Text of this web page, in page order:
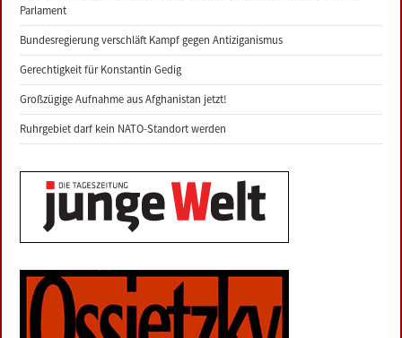
Parlament
Bundesregierung verschläft Kampf gegen Antiziganismus
Gerechtigkeit für Konstantin Gedig
Großzügige Aufnahme aus Afghanistan jetzt!
Ruhrgebiet darf kein NATO-Standort werden